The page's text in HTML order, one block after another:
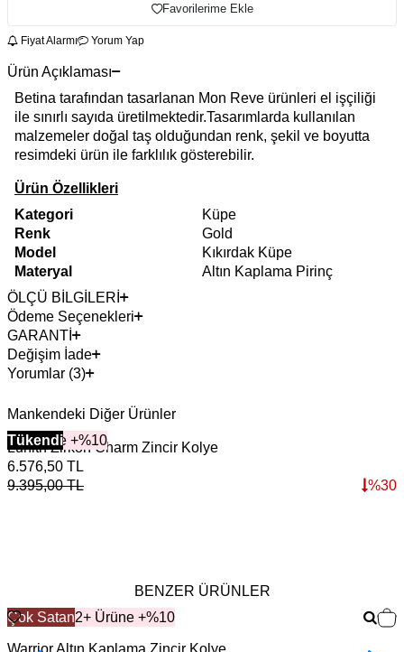
Favorilerime Ekle
Fiyat Alarmı Yorum Yap
Ürün Açıklaması
Betina tarafından tasarlanan Mon Reve ürünleri el işçiliği
ile sınırlı sayıda üretilmektedir.Tasarımlarda kullanılan
malzemeler doğal taş olduğundan renk, şekil ve boyutta
resimdeki ürün ile farklılık gösterebilir.
Ürün Özellikleri
Kategori
Küpe
Renk
Gold
Model
Kıkırdak Küpe
Materyal
Altın Kaplama Pirinç
ÖLÇÜ BİLGİLERİ
Ödeme Seçenekleri
GARANTİ
Değişim İade
Yorumlar (3)
Mankendeki Diğer Ürünler
2+ Ürüne +%10
Tükendi
Lunith Zirkon Charm Zincir Kolye
6.576,50 TL
9.395,00TL %30
BENZER ÜRÜNLER
Çok Satan2+ Ürüne +%10
Warrior Altın Kaplama Zincir Kolye